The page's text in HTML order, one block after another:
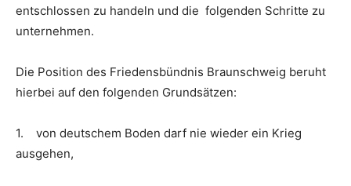
entschlossen zu handeln und die folgenden Schritte zu
unternehmen.
Die Position des Friedensbündnis Braunschweig beruht
hierbei auf den folgenden Grundsätzen:
1. von deutschem Boden darf nie wieder ein Krieg
ausgehen,